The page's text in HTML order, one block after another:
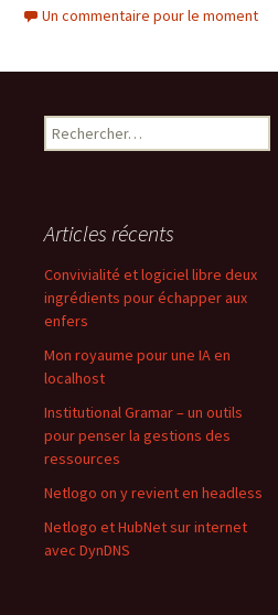
Un commentaire pour le moment
Rechercher :
Articles récents
Convivialité et logiciel libre deux
ingrédients pour échapper aux
enfers
Mon royaume pour une IA en
localhost
Institutional Gramar – un outils
pour penser la gestions des
ressources
Netlogo on y revient en headless
Netlogo et HubNet sur internet
avec DynDNS